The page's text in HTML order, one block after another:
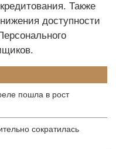
Также
доступности
пошла в рост
сократилась